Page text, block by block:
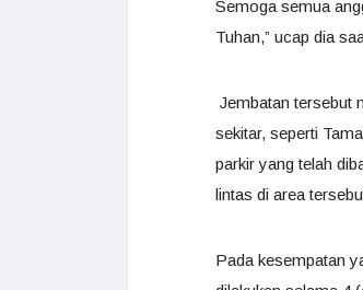
Semoga semua
Tuhan,” ucap dia
Jembatan tersebut
sekitar, seperti
parkir yang telah
lintas di area
Pada kesempatan